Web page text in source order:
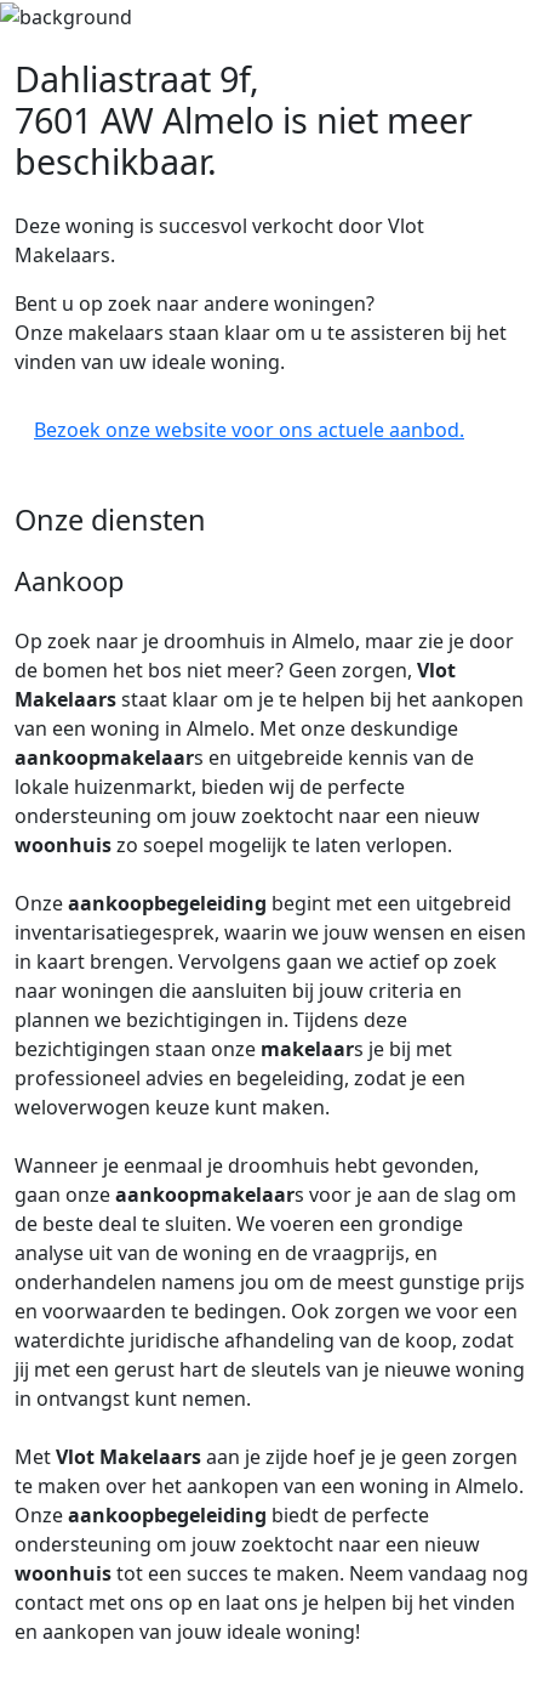
Dahliastraat 9f,
7601 AW Almelo is niet meer
beschikbaar.
Deze woning is succesvol verkocht door Vlot
Makelaars.
Bent u op zoek naar andere woningen?
Onze makelaars staan klaar om u te assisteren bij het
vinden van uw ideale woning.
Bezoek onze website voor ons actuele aanbod.
Onze diensten
Aankoop
Op zoek naar je droomhuis in Almelo, maar zie je door
de bomen het bos niet meer? Geen zorgen, Vlot
Makelaarsstaat klaar om je te helpen bij het aankopen
van een woning in Almelo. Met onze deskundige
aankoopmakelaars en uitgebreide kennis van de
lokale huizenmarkt, bieden wij de perfecte
ondersteuning om jouw zoektocht naar een nieuw
woonhuiszo soepel mogelijk te laten verlopen.
Onzeaankoopbegeleiding begint met een uitgebreid
inventarisatiegesprek, waarin we jouw wensen en eisen
in kaart brengen. Vervolgens gaan we actief op zoek
naar woningen die aansluiten bij jouw criteria en
plannen we bezichtigingen in. Tijdens deze
bezichtigingen staan onze makelaars je bij met
professioneel advies en begeleiding, zodat je een
weloverwogen keuze kunt maken.
Wanneer je eenmaal je droomhuis hebt gevonden,
gaan onzeaankoopmakelaars voor je aan de slag om
de beste deal te sluiten. We voeren een grondige
analyse uit van de woning en de vraagprijs, en
onderhandelen namens jou om de meest gunstige prijs
en voorwaarden te bedingen. Ook zorgen we voor een
waterdichte juridische afhandeling van de koop, zodat
jij met een gerust hart de sleutels van je nieuwe woning
in ontvangst kunt nemen.
MetVlot Makelaarsaan je zijde hoef je je geen zorgen
te maken over het aankopen van een woning in Almelo.
Onzeaankoopbegeleiding biedt de perfecte
ondersteuning om jouw zoektocht naar een nieuw
woonhuistot een succes te maken. Neem vandaag nog
contact met ons op en laat ons je helpen bij het vinden
en aankopen van jouw ideale woning!